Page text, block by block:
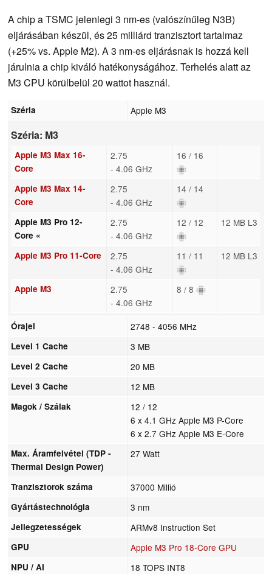
A chip a TSMC jelenlegi 3 nm-es (valószínűleg N3B)
eljárásában készül, és 25 milliárd tranzisztort tartalmaz
(+25% vs. Apple M2). A 3 nm-es eljárásnak is hozzá kell
járulnia a chip kiváló hatékonyságához. Terhelés alatt az
M3 CPU körülbelül 20 wattot használ.
Széria Apple M3
Széria: M3
Apple M3 Max 16-
Core
2.75
- 4.06 GHz
16 / 16
Apple M3 Max 14-
Core
2.75
- 4.06 GHz
14 / 14
Apple M3 Pro 12-
Core «
2.75
- 4.06 GHz
12 / 12 12 MB L3
Apple M3 Pro 11-Core
2.75
- 4.06 GHz
11 / 11 12 MB L3
Apple M3
2.75
- 4.06 GHz
8 / 8
Órajel 2748 - 4056 MHz
Level 1 Cache 3 MB
Level 2 Cache 20 MB
Level 3 Cache 12 MB
Magok / Szálak
12 / 12
6 x 4.1 GHz Apple M3 P-Core
6 x 2.7 GHz Apple M3 E-Core
Max. Áramfelvétel (TDP -
Thermal Design Power)
27 Watt
Tranzisztorok száma 37000 Millió
Gyártástechnológia 3 nm
Jellegzetességek ARMv8 Instruction Set
GPU Apple M3 Pro 18-Core GPU
NPU / AI 18 TOPS INT8